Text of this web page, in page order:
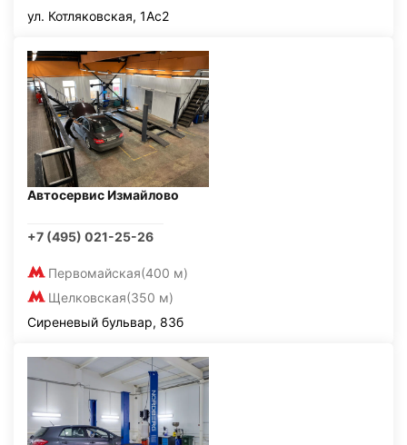
ул. Котляковская, 1Ас2
Автосервис Измайлово
+7 (495) 021-25-26
Первомайская(400 м)
Щелковская(350 м)
Сиреневый бульвар, 83б